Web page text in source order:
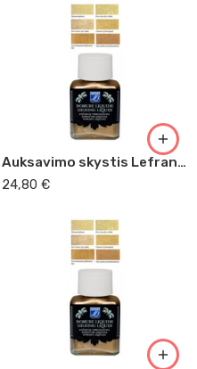
Auksavimo skystis Lefranc – klasikinis auksas 75 ml
24,80 €